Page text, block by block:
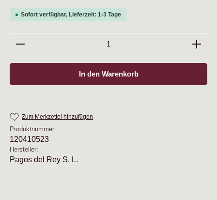
Sofort verfügbar, Lieferzeit: 1-3 Tage
Produkt Anzahl: Gib den gewünschten Wert ein
In den Warenkorb
Zum Merkzettel hinzufügen
Produktnummer:
120410523
Hersteller:
Pagos del Rey S. L.